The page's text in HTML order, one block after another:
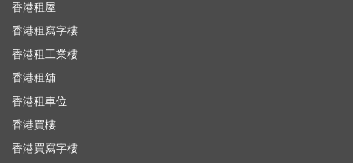
香港租屋
香港租寫字樓
香港租工業樓
香港租舖
香港租車位
香港買樓
香港買寫字樓